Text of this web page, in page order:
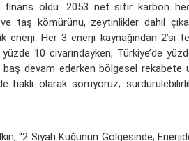
oldu. 2053 net sıfır karbon
taş kömürünü, zeytinlikler dahil
enerji. Her 3 enerji kaynağından 2’si
10 civarındayken, Türkiye’de
devam ederken bölgesel rekabete
olarak soruyoruz;
“2 Siyah Kuğunun Gölgesinde;